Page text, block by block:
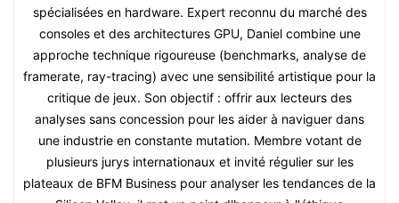
spécialisées en hardware. Expert reconnu du marché des
consoles et des architectures GPU, Daniel combine une
approche technique rigoureuse (benchmarks, analyse de
framerate, ray-tracing) avec une sensibilité artistique pour la
critique de jeux. Son objectif : offrir aux lecteurs des
analyses sans concession pour les aider à naviguer dans
une industrie en constante mutation. Membre votant de
plusieurs jurys internationaux et invité régulier sur les
plateaux de BFM Business pour analyser les tendances de la